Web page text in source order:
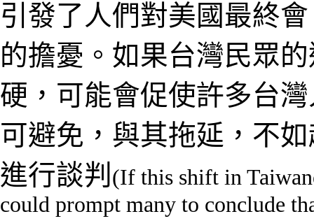
引發了人們對美國最終
的擔憂。如果台灣民眾
硬，可能會促使許多台
可避免，與其拖延，不
進行談判 (If this shift in
could prompt many to conclude